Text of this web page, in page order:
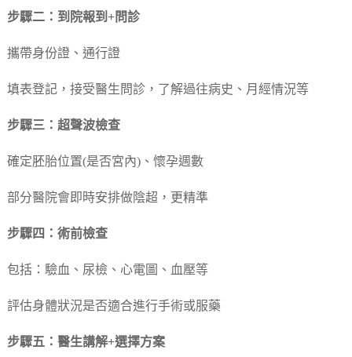
步驟二：到院報到+問診
攜帶身份證、通行證
填表登記，接受醫生問診，了解過往病史、月經情況等
步驟三：超聲波檢查
確定胚胎位置(是否宮內)、懷孕週數
部分醫院會即時安排做陰超，更精準
步驟四：術前檢查
包括：驗血、尿檢、心電圖、血壓等
評估身體狀況是否適合進行手術或服藥
步驟五：醫生講解+選擇方案